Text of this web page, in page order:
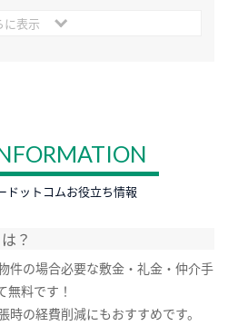
に表示
ドットコムお役立ち情報
？
件の場合必要な敷金・礼金・仲介手
無料です！
時の経費削減にもおすすめです。